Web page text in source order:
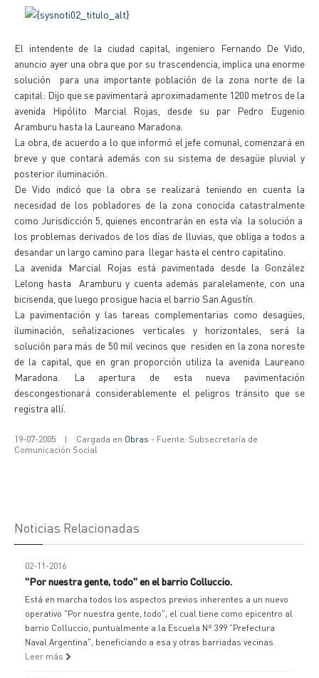
El intendente de la ciudad capital, ingeniero Fernando De Vido,
anuncio ayer una obra que por su trascendencia, implica una enorme
solución para una importante población de la zona norte de la
capital: Dijo que se pavimentará aproximadamente 1200 metros de la
avenida Hipólito Marcial Rojas, desde su par Pedro Eugenio
Aramburu hasta la Laureano Maradona.
La obra, de acuerdo a lo que informó el jefe comunal, comenzará en
breve y que contará además con su sistema de desagüe pluvial y
posterior iluminación.
De Vido indicó que la obra se realizará teniendo en cuenta la
necesidad de los pobladores de la zona conocida catastralmente
como Jurisdicción 5, quienes encontrarán en esta vía la solución a
los problemas derivados de los días de lluvias, que obliga a todos a
desandar un largo camino para llegar hasta el centro capitalino.
La avenida Marcial Rojas está pavimentada desde la González
Lelong hasta Aramburu y cuenta además paralelamente, con una
bicisenda, que luego prosigue hacia el barrio San Agustín.
La pavimentación y las tareas complementarias como desagües,
iluminación, señalizaciones verticales y horizontales, será la
solución para más de 50 mil vecinos que residen en la zona noreste
de la capital, que en gran proporción utiliza la avenida Laureano
Maradona. La apertura de esta nueva pavimentación
descongestionará considerablemente el peligros tránsito que se
registra allí.
19-07-2005 | Cargada en Obras - Fuente: Subsecretaría de
Comunicación Social
Noticias Relacionadas
02-11-2016
"Por nuestra gente, todo" en el barrio Colluccio.
Está en marcha todos los aspectos previos inherentes a un nuevo
operativo "Por nuestra gente, todo", el cual tiene como epicentro al
barrio Colluccio, puntualmente a la Escuela Nº 399 "Prefectura
Naval Argentina", beneficiando a esa y otras barriadas vecinas.
Leer más